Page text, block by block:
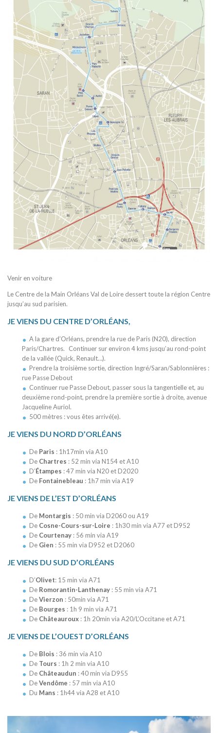
Venir en voiture
Le Centre de la Main Orléans Val de Loire dessert toute la région Centre
jusqu’au sud parisien.
JE VIENS DU CENTRE D’ORLÉANS,
A la gare d’Orléans, prendre la rue de Paris (N20), direction
Paris/Chartres. Continuer sur environ 4 kms jusqu’au rond-point
de la vallée (Quick, Renault…).
Prendre la troisième sortie, direction Ingré/Saran/Sablonnières :
rue Passe Debout
Continuer rue Passe Debout, passer sous la tangentielle et, au
deuxième rond-point, prendre la première sortie à droite, avenue
Jacqueline Auriol.
500 mètres : vous êtes arrivé(e).
JE VIENS DU NORD D’ORLÉANS
De Paris : 1h17min via A10
De Chartres : 52 min via N154 et A10
D’Étampes : 47 min via N20 et D2020
De Fontainebleau : 1h7 min via A19
JE VIENS DE L’EST D’ORLÉANS
De Montargis : 50 min via D2060 ou A19
De Cosne-Cours-sur-Loire : 1h30 min via A77 et D952
De Courtenay : 56 min via A19
De Gien : 55 min via D952 et D2060
JE VIENS DU SUD D’ORLÉANS
D’Olivet: 15 min via A71
De Romorantin-Lanthenay : 55 min via A71
DeVierzon : 50min via A71
De Bourges : 1h 9 min via A71
De Châteauroux : 1h 20min via A20/L’Occitane et A71
JE VIENS DE L’OUEST D’ORLÉANS
De Blois : 36 min via A10
De Tours : 1h 2 min via A10
De Châteaudun : 40 min via D955
DeVendôme : 57 min via A10
Du Mans : 1h44 via A28 et A10